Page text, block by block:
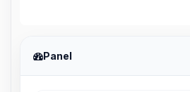
Panel
Yupi, por fin alguien